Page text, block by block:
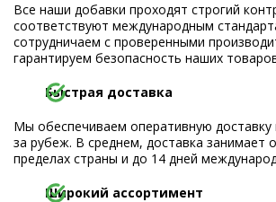
Все наши добавки проходят строгий
соответствуют международным
сотрудничаем с проверенными
гарантируем безопасность наших
Быстрая доставка
Мы обеспечиваем оперативную доставку
за рубеж. В среднем, доставка занимает
пределах страны и до 14 дней
Широкий ассортимент